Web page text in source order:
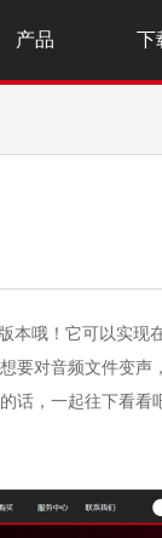
产品 下
本哦！它可以实现
要对音频文件变声
话，一起往下看看